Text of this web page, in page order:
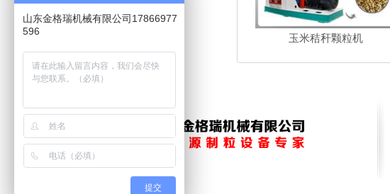
玉米秸秆颗粒机
山东金格瑞机械有限公司17866977
596
提交